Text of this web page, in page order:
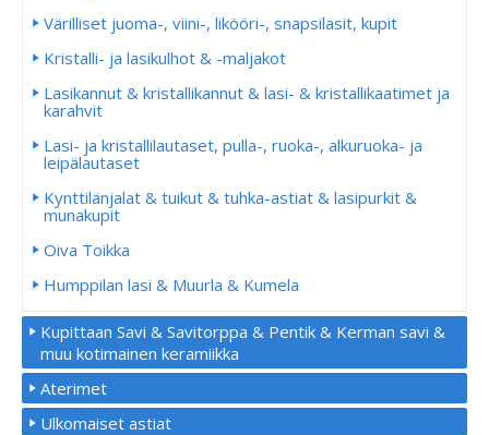
Värilliset juoma-, viini-, likööri-, snapsilasit, kupit
Kristalli- ja lasikulhot & -maljakot
Lasikannut & kristallikannut & lasi- & kristallikaatimet ja
karahvit
Lasi- ja kristallilautaset, pulla-, ruoka-, alkuruoka- ja
leipälautaset
Kynttilänjalat & tuikut & tuhka-astiat & lasipurkit &
munakupit
Oiva Toikka
Humppilan lasi & Muurla & Kumela
Kupittaan Savi & Savitorppa & Pentik & Kerman savi &
muu kotimainen keramiikka
Aterimet
Ulkomaiset astiat